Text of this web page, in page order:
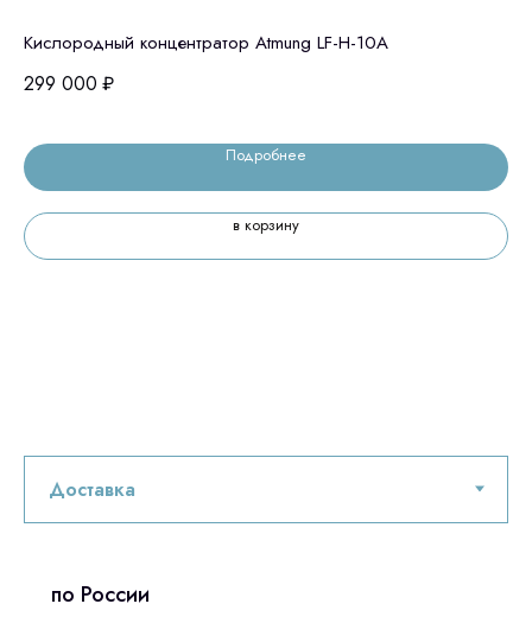
Кислородный концентратор Atmung LF-H-10A
299 000 ₽
Подробнее
в корзину
по России